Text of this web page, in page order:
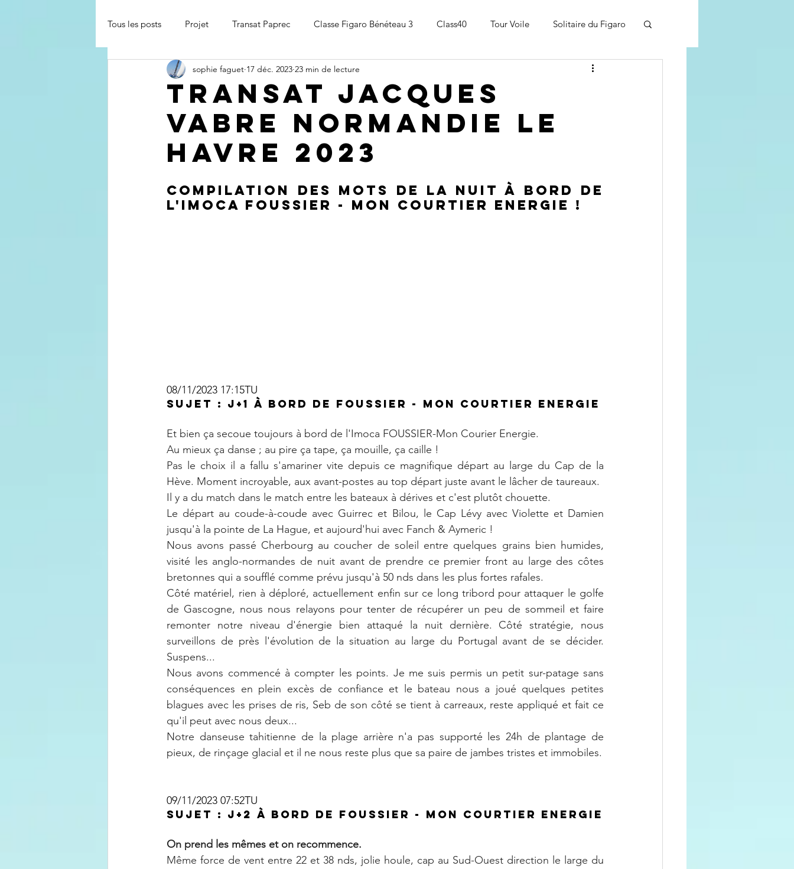
Tous les posts Projet Transat Paprec Classe Figaro Bénéteau 3 Class40 Tour Voile Solitaire du Figaro
Championnat de France Elite de Cour Transat Jacques Vabre Classe J80
Course inshore Conférence Imoca Globe Series Course au Large
Transat JACQUES
VABRE Normandie le
havre 2023
sophie faguet 17 déc. 2023 23 min de lecture
Compilation des mots de la nuit à bord de
l'imoca foussier - mon courtier energie !
08/11/2023 17:15TU
Sujet : J+1 à bord de FOUSSIER - Mon Courtier Energie
Et bien ça secoue toujours à bord de l'Imoca FOUSSIER-Mon Courier Energie.
Au mieux ça danse ; au pire ça tape, ça mouille, ça caille !
Pas le choix il a fallu s'amariner vite depuis ce magnifique départ au large du Cap de la
Hève. Moment incroyable, aux avant-postes au top départ juste avant le lâcher de taureaux.
Il y a du match dans le match entre les bateaux à dérives et c'est plutôt chouette.
Le départ au coude-à-coude avec Guirrec et Bilou, le Cap Lévy avec Violette et Damien
jusqu'à la pointe de La Hague, et aujourd'hui avec Fanch & Aymeric !
Nous avons passé Cherbourg au coucher de soleil entre quelques grains bien humides,
visité les anglo-normandes de nuit avant de prendre ce premier front au large des côtes
bretonnes qui a soufflé comme prévu jusqu'à 50 nds dans les plus fortes rafales.
Côté matériel, rien à déploré, actuellement enfin sur ce long tribord pour attaquer le golfe
de Gascogne, nous nous relayons pour tenter de récupérer un peu de sommeil et faire
remonter notre niveau d'énergie bien attaqué la nuit dernière. Côté stratégie, nous
surveillons de près l'évolution de la situation au large du Portugal avant de se décider.
Suspens...
Nous avons commencé à compter les points. Je me suis permis un petit sur-patage sans
conséquences en plein excès de confiance et le bateau nous a joué quelques petites
blagues avec les prises de ris, Seb de son côté se tient à carreaux, reste appliqué et fait ce
qu'il peut avec nous deux...
Notre danseuse tahitienne de la plage arrière n'a pas supporté les 24h de plantage de
pieux, de rinçage glacial et il ne nous reste plus que sa paire de jambes tristes et immobiles.
09/11/2023 07:52TU
Sujet : J+2 à bord de FOUSSIER - Mon Courtier Energie
On prend les mêmes et on recommence.
Même force de vent entre 22 et 38 nds, jolie houle, cap au Sud-Ouest direction le large du